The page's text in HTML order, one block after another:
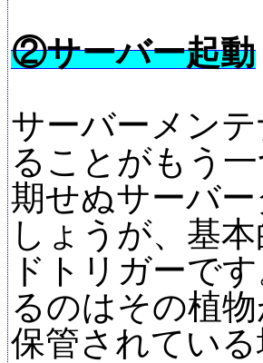
②サーバー起動
サーバーメン
ることがもう
期せぬサーバ
しょうが、基
ドトリガーで
るのはその植
保管されてい